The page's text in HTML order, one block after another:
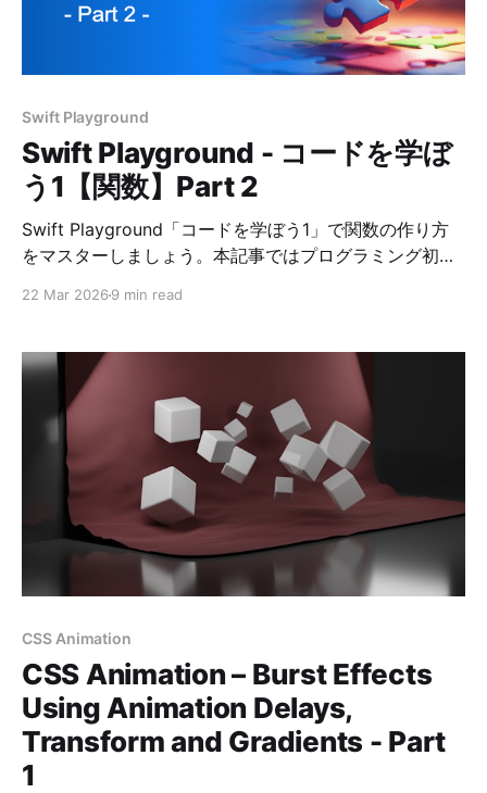
Swift Playground
Swift Playground - コードを学ぼ
う1【関数】Part 2
Swift Playground「コードを学ぼう1」で関数の作り方
をマスターしましょう。本記事ではプログラミング初心
22 Mar 2026 9 min read
CSS Animation
CSS Animation – Burst Effects
Using Animation Delays,
Transform and Gradients - Part
1